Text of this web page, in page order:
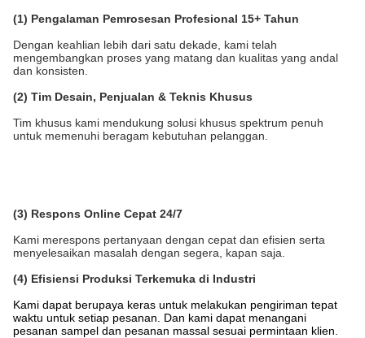
(1) Pengalaman Pemrosesan Profesional 15+ Tahun
Dengan keahlian lebih dari satu dekade, kami telah
mengembangkan proses yang matang dan kualitas yang andal
dan konsisten.
(2) Tim Desain, Penjualan & Teknis Khusus
Tim khusus kami mendukung solusi khusus spektrum penuh
untuk memenuhi beragam kebutuhan pelanggan.
(3) Respons Online Cepat 24/7
Kami merespons pertanyaan dengan cepat dan efisien serta
menyelesaikan masalah dengan segera, kapan saja.
(4) Efisiensi Produksi Terkemuka di Industri
Kami dapat berupaya keras untuk melakukan pengiriman tepat
waktu untuk setiap pesanan. Dan kami dapat menangani
pesanan sampel dan pesanan massal sesuai permintaan klien.